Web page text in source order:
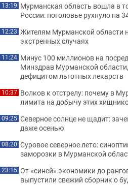
13:19 Мурманская область вошла в
России: поголовье рухнуло на
12:23 Жителям Мурманской области
экстренных случаях
11:24 Минус 100 миллионов на
Минздрав Мурманской
дефицитом льготных лекарств
10:37 Волков к отстрелу: почему в
лимита на добычу этих
09:25 Северное солнце не щадит:
даже осенью
08:20 Суровое северное лето:
заморозки в Мурманской
23:15 От «синей» экономики до
выпустили свежий сборник о